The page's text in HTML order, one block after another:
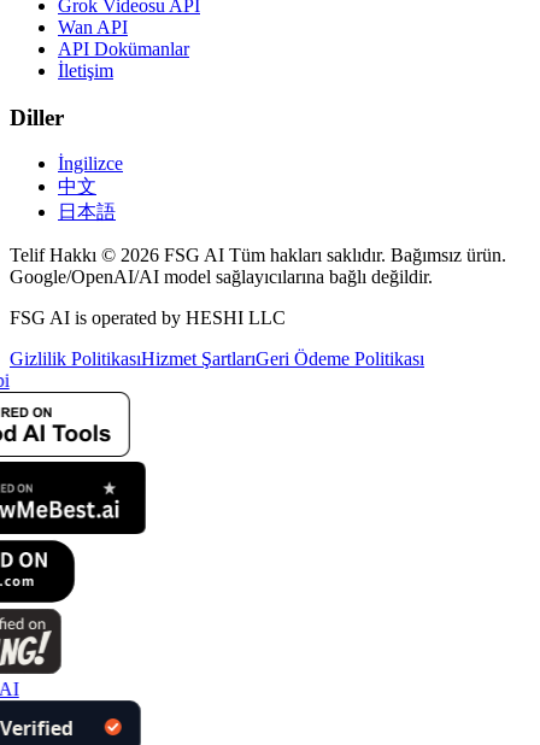
Grok Videosu API
Wan API
API Dokümanlar
İletişim
Diller
İngilizce
中文
日本語
Telif Hakkı © 2026 FSG AI Tüm hakları saklıdır. Bağımsız ürün.
Google/OpenAI/AI model sağlayıcılarına bağlı değildir.
FSG AI is operated by HESHI LLC
Gizlilik PolitikasıHizmet ŞartlarıGeri Ödeme Politikası